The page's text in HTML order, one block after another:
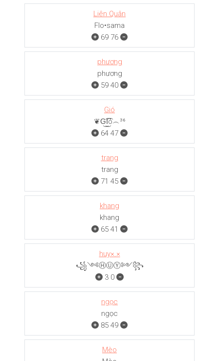
Liên Quân
Flo•sama
69 76
phương
phương
59 40
Gió
❦G͜͡I͜͡ó︵³⁶
64 47
trang
trang
71 45
khang
khang
65 41
huy×.×
꧁༺ⒽⓊⓎ༻꧂
3 0
ngọc
ngọc
85 49
Mèo